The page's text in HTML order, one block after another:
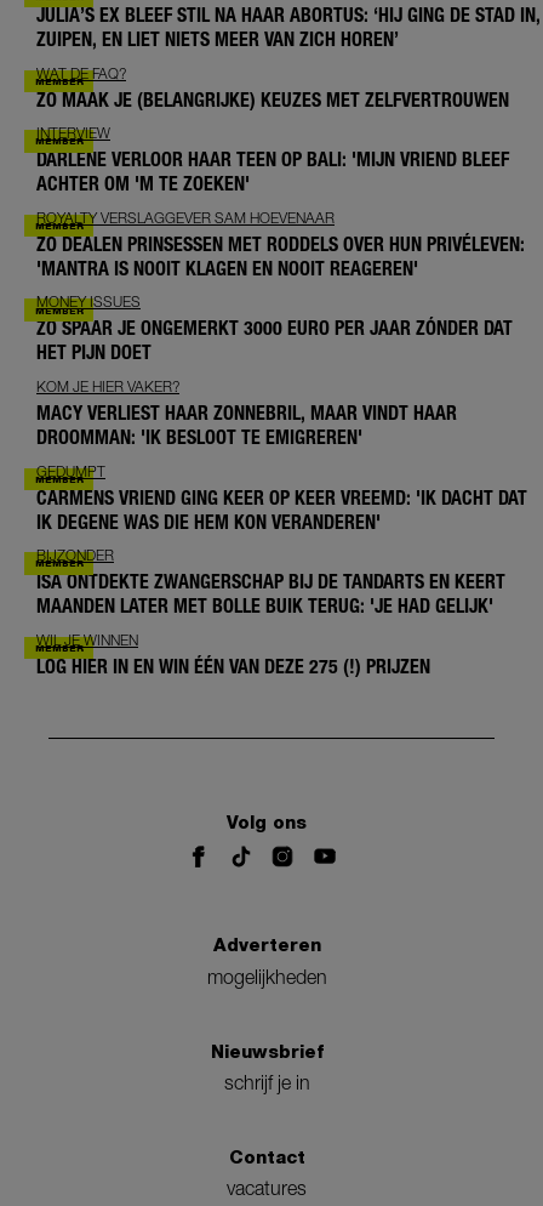
JULIA’S EX BLEEF STIL NA HAAR ABORTUS: ‘HIJ GING DE STAD IN,
ZUIPEN, EN LIET NIETS MEER VAN ZICH HOREN’
WAT DE FAQ?
ZO MAAK JE (BELANGRIJKE) KEUZES MET ZELFVERTROUWEN
INTERVIEW
DARLENE VERLOOR HAAR TEEN OP BALI: 'MIJN VRIEND BLEEF
ACHTER OM 'M TE ZOEKEN'
ROYALTY VERSLAGGEVER SAM HOEVENAAR
ZO DEALEN PRINSESSEN MET RODDELS OVER HUN PRIVÉLEVEN:
'MANTRA IS NOOIT KLAGEN EN NOOIT REAGEREN'
MONEY ISSUES
ZO SPAAR JE ONGEMERKT 3000 EURO PER JAAR ZÓNDER DAT
HET PIJN DOET
KOM JE HIER VAKER?
MACY VERLIEST HAAR ZONNEBRIL, MAAR VINDT HAAR
DROOMMAN: 'IK BESLOOT TE EMIGREREN'
GEDUMPT
CARMENS VRIEND GING KEER OP KEER VREEMD: 'IK DACHT DAT
IK DEGENE WAS DIE HEM KON VERANDEREN'
BIJZONDER
ISA ONTDEKTE ZWANGERSCHAP BIJ DE TANDARTS EN KEERT
MAANDEN LATER MET BOLLE BUIK TERUG: 'JE HAD GELIJK'
WIL JE WINNEN
LOG HIER IN EN WIN ÉÉN VAN DEZE 275 (!) PRIJZEN
Volg ons
Adverteren
mogelijkheden
Nieuwsbrief
schrijf je in
Contact
vacatures